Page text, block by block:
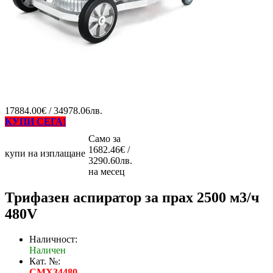
17884.00€ / 34978.06лв.
КУПИ СЕГА!
купи на изплащане
Само за
1682.46€ /
3290.60лв.
на месец
Трифазен аспиратор за прах 2500 м3/ч
480V
Наличност:
Наличен
Кат. №: